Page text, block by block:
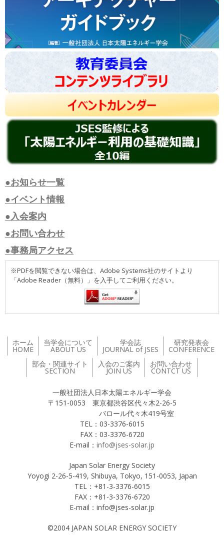
●お知らせ一覧
●イベント情報
●入会案内
●お問い合わせ
●事務局アクセス
※PDFを閲覧できない場合は、Adobe Systems社のサイトより
「Adobe Reader（無料）」を入手してご利用ください。
ホーム
HOME
当学会について
ABOUT US
学会誌
JOURNAL of JSES
研究発表会
CONFERENCE
部会・関連サイト
SECTION
入会のご案内
JOIN US
お問い合わせ
CONTCT US
一般社団法人日本太陽エネルギー学会
〒151-0053 東京都渋谷区代々木2-26-5
バロール代々木419号室
TEL：03-3376-6015
FAX：03-3376-6720
E-mail： info@jses-solar.jp
Japan Solar Energy Society
Yoyogi 2-26-5-419, Shibuya, Tokyo, 151-0053, Japan
TEL：+81-3-3376-6015
FAX：+81-3-3376-6720
E-mail：info@jses-solar.jp
©2004 JAPAN SOLAR ENERGY SOCIETY